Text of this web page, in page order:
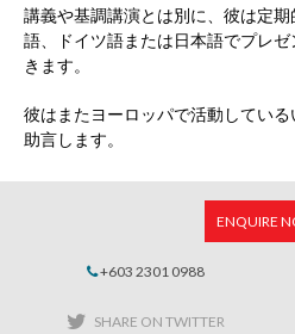
講義や基調講演とは別に、彼は定
語、ドイツ語または日本語でプレ
きます。
彼はまたヨーロッパで活動してい
助言します。
ENQUIRE
+603 2301 0988
SHARE ON TWITTER